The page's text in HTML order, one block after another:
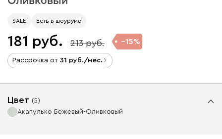
SALE Есть в шоуруме
181 213 15
Рассрочка от 31 /мес.
Цвет (5)
Акапулько Бежевый-Оливковый